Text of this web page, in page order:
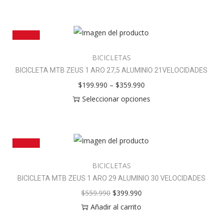
BICICLETAS
BICICLETA MTB ZEUS 1 ARO 27,5 ALUMINIO 21VELOCIDADES
$199.990 – $359.990
Seleccionar opciones
BICICLETAS
BICICLETA MTB ZEUS 1 ARO 29 ALUMINIO 30 VELOCIDADES
$559.990 $399.990
Añadir al carrito